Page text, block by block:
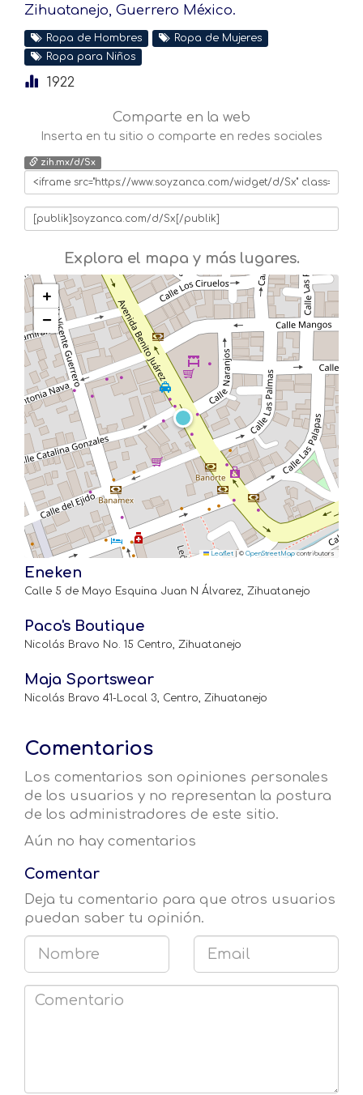
Zihuatanejo, Guerrero México.
Ropa de Hombres
Ropa de Mujeres
Ropa para Niños
1922
Comparte en la web
Inserta en tu sitio o comparte en redes sociales
zih.mx/d/Sx
Explora el mapa y más lugares.
+
−
Leaflet © OpenStreetMap contributors
Eneken
Calle 5 de Mayo Esquina Juan N Álvarez, Zihuatanejo
Paco's Boutique
Nicolás Bravo No. 15 Centro, Zihuatanejo
Maja Sportswear
Nicolás Bravo 41-Local 3, Centro, Zihuatanejo
Comentarios
Los comentarios son opiniones personales
de los usuarios y no representan la postura
de los administradores de este sitio.
Aún no hay comentarios
Comentar
Deja tu comentario para que otros usuarios
puedan saber tu opinión.